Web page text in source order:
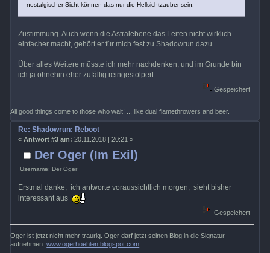
nostalgischer Sicht können das nur die Hellsichtzauber sein.
Zustimmung. Auch wenn die Astralebene das Leiten nicht wirklich
einfacher macht, gehört er für mich fest zu Shadowrun dazu.
Über alles Weitere müsste ich mehr nachdenken, und im Grunde bin
ich ja ohnehin eher zufällig reingestolpert.
Gespeichert
All good things come to those who wait! ... like dual flamethrowers and beer.
Der Oger (Im Exil)
Username: Der Oger
Re: Shadowrun: Reboot
« Antwort #3 am: 20.11.2018 | 20:21 »
Erstmal danke, ich antworte voraussichtlich morgen, sieht bisher
interessant aus
Gespeichert
Oger ist jetzt nicht mehr traurig. Oger darf jetzt seinen Blog in die Signatur
aufnehmen:www.ogerhoehlen.blogspot.com